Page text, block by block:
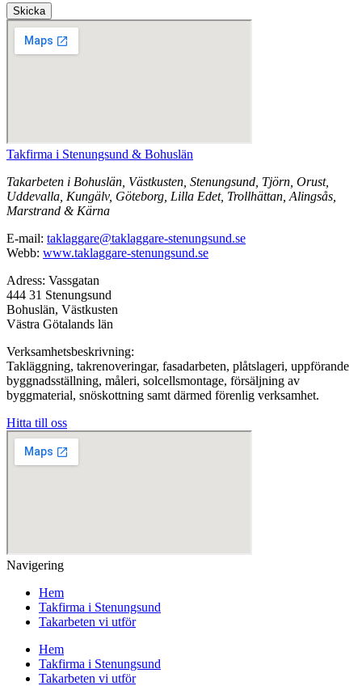
Skicka
Takfirma i Stenungsund & Bohuslän
Takarbeten i Bohuslän, Västkusten, Stenungsund, Tjörn, Orust,
Uddevalla, Kungälv, Göteborg, Lilla Edet, Trollhättan, Alingsås,
Marstrand & Kärna
E-mail: taklaggare@taklaggare-stenungsund.se
Webb: www.taklaggare-stenungsund.se
Adress: Vassgatan
444 31 Stenungsund
Bohuslän, Västkusten
Västra Götalands län
Verksamhetsbeskrivning:
Takläggning, takrenoveringar, fasadarbeten, plåtslageri, uppförande
byggnadsställning, måleri, solcellsmontage, försäljning av
byggmaterial, snöskottning samt därmed förenlig verksamhet.
Hitta till oss
Navigering
Hem
Takfirma i Stenungsund
Takarbeten vi utför
Hem
Takfirma i Stenungsund
Takarbeten vi utför